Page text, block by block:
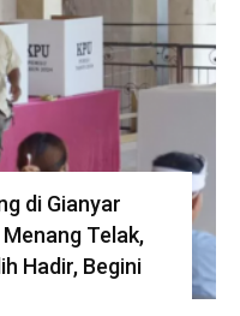
di Gianyar
Telak,
Hadir, Begini